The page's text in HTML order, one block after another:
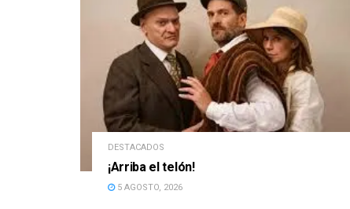
DESTACADOS
¡Arriba el telón!
5 AGOSTO, 2026